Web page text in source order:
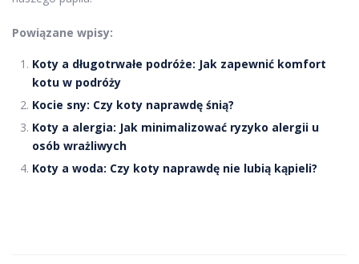
Powiązane wpisy:
Koty a długotrwałe podróże: Jak zapewnić komfort
kotu w podróży
Kocie sny: Czy koty naprawdę śnią?
Koty a alergia: Jak minimalizować ryzyko alergii u
osób wrażliwych
Koty a woda: Czy koty naprawdę nie lubią kąpieli?